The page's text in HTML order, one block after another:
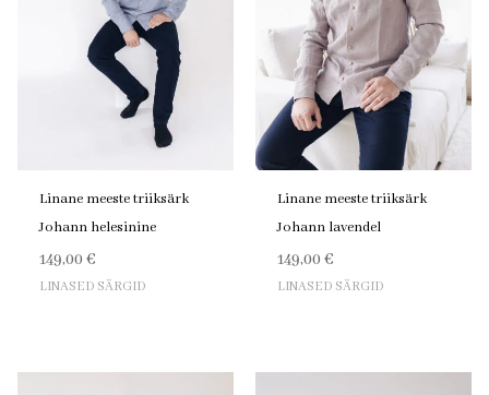
Linane meeste triiksärk
Johann helesinine
149,00€
LINASED SÄRGID
Linane meeste triiksärk
Johann lavendel
149,00€
LINASED SÄRGID